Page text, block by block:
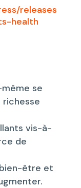
releases
health
se
vis-à-
de
être et